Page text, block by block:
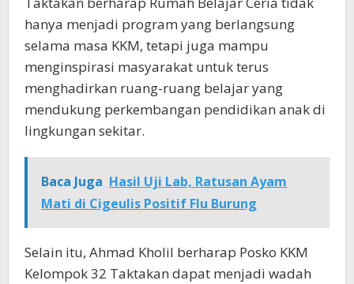
hanya menjadi program yang berlangsung
selama masa KKM, tetapi juga mampu
menginspirasi masyarakat untuk terus
menghadirkan ruang-ruang belajar yang
mendukung perkembangan pendidikan anak di
lingkungan sekitar.
Baca Juga Hasil Uji Lab, Ratusan Ayam
Mati di Cigeulis Positif Flu Burung
Selain itu, Ahmad Kholil berharap Posko KKM
Kelompok 32 Taktakan dapat menjadi wadah